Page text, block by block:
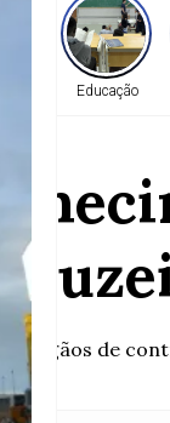
Educação
órgãos de